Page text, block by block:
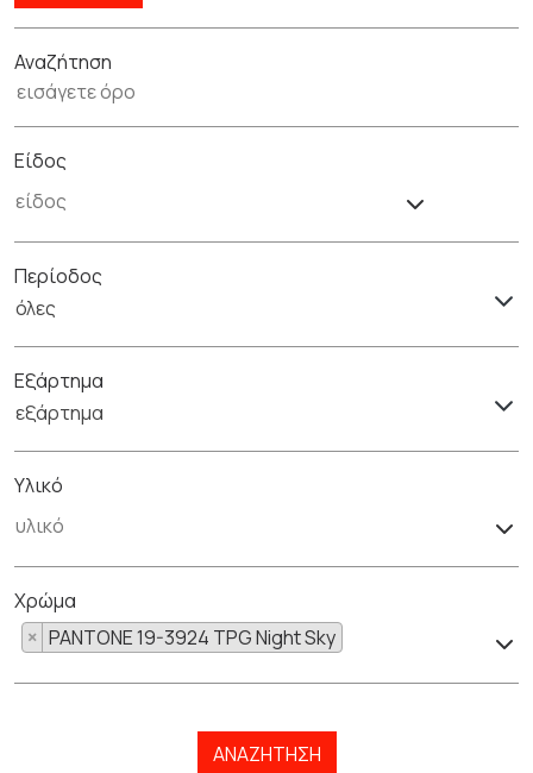
Αναζήτηση
Είδος
Περίοδος
όλες
Εξάρτημα
εξάρτημα
Υλικό
Χρώμα
× PANTONE 19-3924 TPG Night Sky
ΑΝΑΖΉΤΗΣΗ